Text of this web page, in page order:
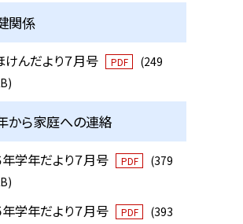
関係
けんだより７月号 PDF
(249
から家庭への連絡
年学年だより７月号 PDF
(379
年学年だより７月号 PDF
(393